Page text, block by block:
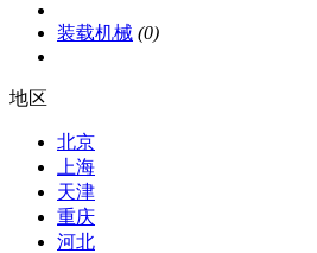
装载机械 (0)
地区
北京
上海
天津
重庆
河北